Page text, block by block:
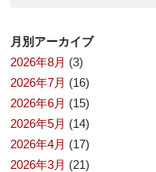
月別アーカイブ
2026年8月 (3)
2026年7月 (16)
2026年6月 (15)
2026年5月 (14)
2026年4月 (17)
2026年3月 (21)